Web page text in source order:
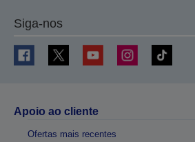
Siga-nos
Apoio ao cliente
Ofertas mais recentes